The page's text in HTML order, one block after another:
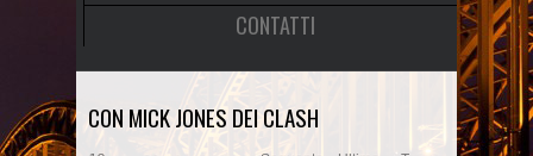
CONTATTI
CON MICK JONES DEI CLASH